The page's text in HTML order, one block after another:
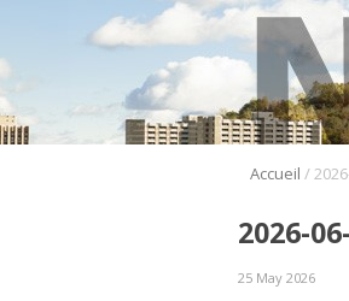
Accueil /
2026-
25 May 2026